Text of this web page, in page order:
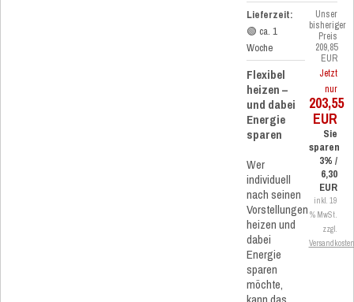
Lieferzeit:
🟢 ca. 1
Woche
Flexibel
heizen –
und dabei
Energie
sparen
Wer
individuell
nach seinen
Vorstellungen
heizen und
dabei
Energie
sparen
möchte,
Unser
bisheriger
Preis
209,85
EUR
Jetzt
nur
203,55
EUR
Sie
sparen
3% /
6,30
EUR
inkl. 19
% MwSt.
zzgl.
Versandkosten